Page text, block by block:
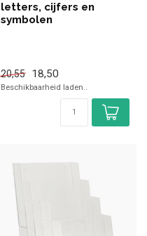
letters, cijfers en
symbolen
20,55 18,50
Beschikbaarheid laden..